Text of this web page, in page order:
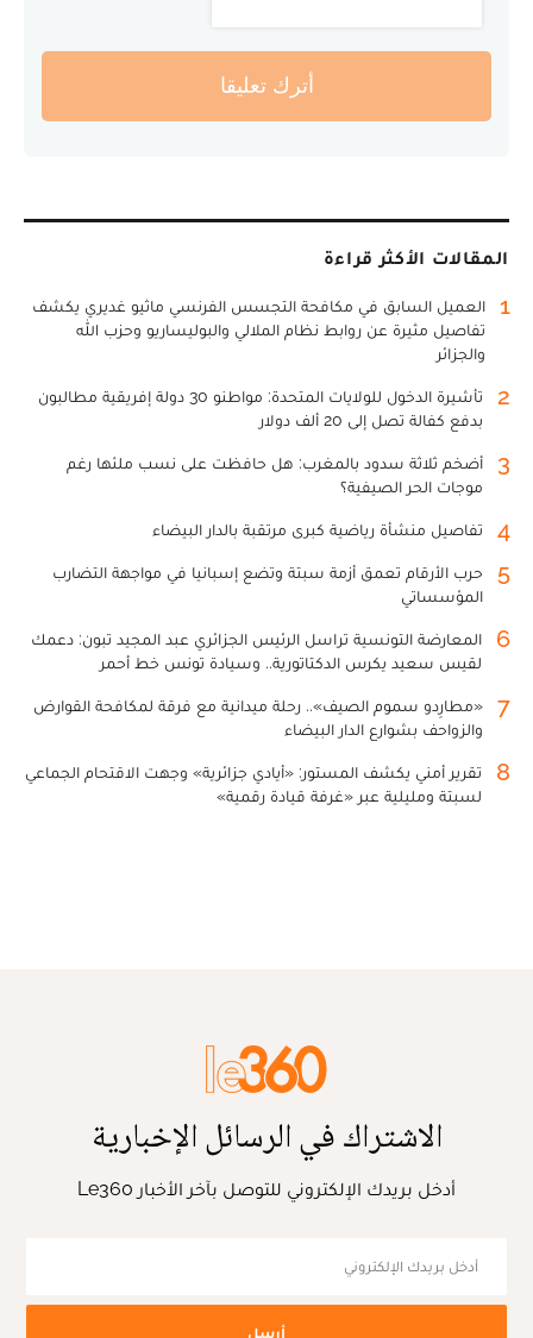
أترك تعليقا
المقالات الأكثر قراءة
1
العميل السابق في مكافحة التجسس الفرنسي ماثيو غديري يكشف
تفاصيل مثيرة عن روابط نظام الملالي والبوليساريو وحزب الله
والجزائر
2
تأشيرة الدخول للولايات المتحدة: مواطنو 30 دولة إفريقية مطالبون
بدفع كفالة تصل إلى 20 ألف دولار
3
أضخم ثلاثة سدود بالمغرب: هل حافظت على نسب ملئها رغم
موجات الحر الصيفية؟
4 تفاصيل منشأة رياضية كبرى مرتقبة بالدار البيضاء
5
حرب الأرقام تعمق أزمة سبتة وتضع إسبانيا في مواجهة التضارب
المؤسساتي
6
المعارضة التونسية تراسل الرئيس الجزائري عبد المجيد تبون: دعمك
لقيس سعيد يكرس الدكتاتورية.. وسيادة تونس خط أحمر
7
«مطارِدو سموم الصيف».. رحلة ميدانية مع فرقة لمكافحة القوارض
والزواحف بشوارع الدار البيضاء
8
تقرير أمني يكشف المستور: «أيادي جزائرية» وجهت الاقتحام الجماعي
لسبتة ومليلية عبر «غرفة قيادة رقمية»
الاشتراك في الرسائل الإخبارية
أدخل بريدك الإلكتروني للتوصل بآخر الأخبار Le360
أرسل